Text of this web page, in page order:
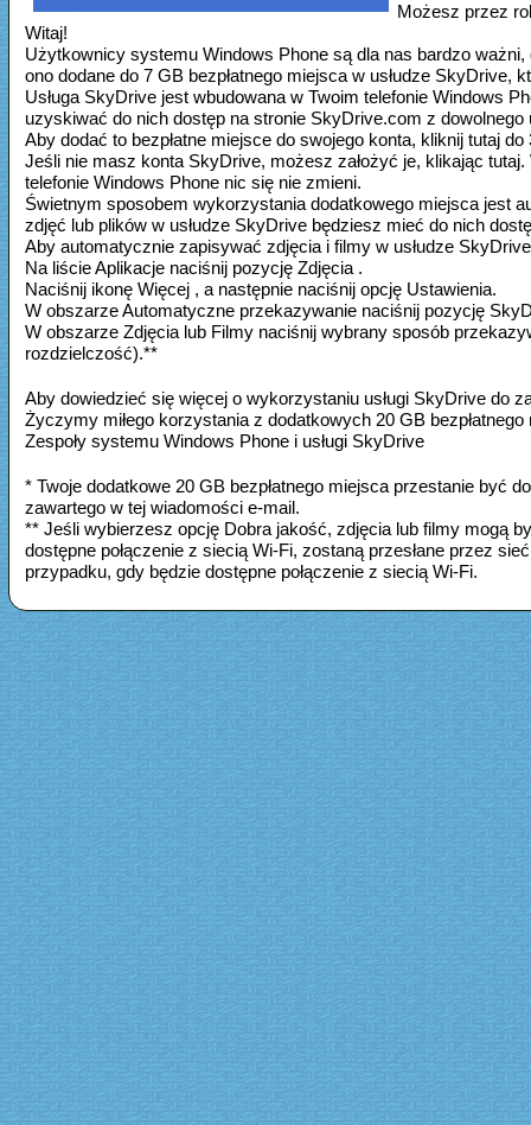
Możesz przez
Witaj!
Użytkownicy systemu Windows Phone są dla nas bardzo
ono dodane do 7 GB bezpłatnego miejsca w usłudze
Usługa SkyDrive jest wbudowana w Twoim telefonie Windows
uzyskiwać do nich dostęp na stronie SkyDrive.com z
Aby dodać to bezpłatne miejsce do swojego konta, kliknij tutaj
Jeśli nie masz konta SkyDrive, możesz założyć je, klikając
telefonie Windows Phone nic się nie zmieni.
Świetnym sposobem wykorzystania dodatkowego miejsca jest
zdjęć lub plików w usłudze SkyDrive będziesz mieć do nich
Aby automatycznie zapisywać zdjęcia i filmy w usłudze
Na liście Aplikacje naciśnij pozycję Zdjęcia .
Naciśnij ikonę Więcej , a następnie naciśnij opcję Ustawienia.
W obszarze Automatyczne przekazywanie naciśnij pozycję
W obszarze Zdjęcia lub Filmy naciśnij wybrany sposób
rozdzielczość).**
Aby dowiedzieć się więcej o wykorzystaniu usługi SkyDrive do
Życzymy miłego korzystania z dodatkowych 20 GB
Zespoły systemu Windows Phone i usługi SkyDrive
* Twoje dodatkowe 20 GB bezpłatnego miejsca przestanie być
zawartego w tej wiadomości e-mail.
** Jeśli wybierzesz opcję Dobra jakość, zdjęcia lub filmy mogą
dostępne połączenie z siecią Wi-Fi, zostaną przesłane przez
przypadku, gdy będzie dostępne połączenie z siecią Wi-Fi.